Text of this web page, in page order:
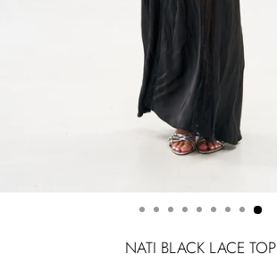
NATI BLACK LACE TOP